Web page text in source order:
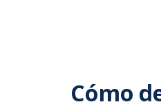
Cómo